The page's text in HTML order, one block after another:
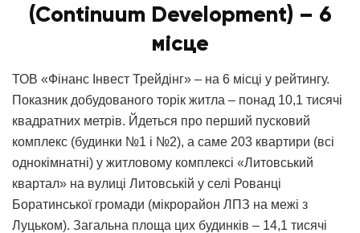
(Continuum Development) – 6
місце
ТОВ «Фінанс Інвест Трейдінг» – на 6 місці у рейтингу.
Показник добудованого торік житла – понад 10,1 тисячі
квадратних метрів. Йдеться про перший пусковий
комплекс (будинки №1 і №2), а саме 203 квартири (всі
однокімнатні) у житловому комплексі «Литовський
квартал» на вулиці Литовській у селі Рованці
Боратинської громади (мікрорайон ЛПЗ на межі з
Луцьком). Загальна площа цих будинків – 14,1 тисячі